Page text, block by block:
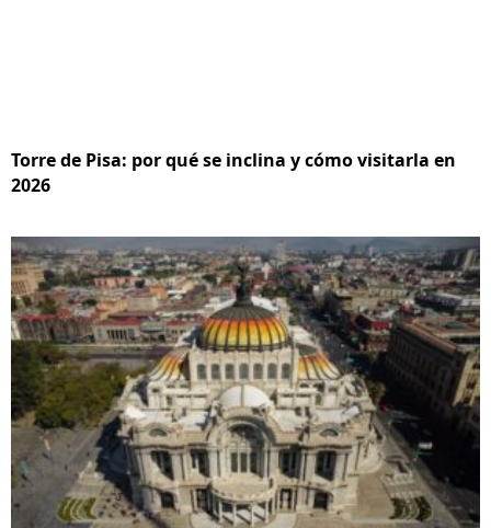
Torre de Pisa: por qué se inclina y cómo visitarla en
2026